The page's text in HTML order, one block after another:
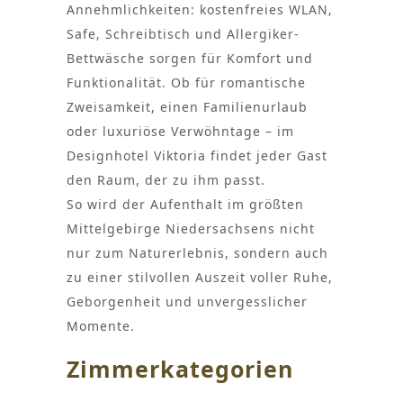
Annehmlichkeiten: kostenfreies WLAN,
Safe, Schreibtisch und Allergiker-
Bettwäsche sorgen für Komfort und
Funktionalität. Ob für romantische
Zweisamkeit, einen Familienurlaub
oder luxuriöse Verwöhntage – im
Designhotel Viktoria findet jeder Gast
den Raum, der zu ihm passt.
So wird der Aufenthalt im größten
Mittelgebirge Niedersachsens nicht
nur zum Naturerlebnis, sondern auch
zu einer stilvollen Auszeit voller Ruhe,
Geborgenheit und unvergesslicher
Momente.
Zimmerkategorien